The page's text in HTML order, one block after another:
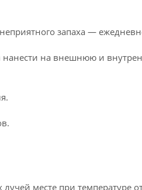
запаха —
нанести на внешнюю и
месте при температуре